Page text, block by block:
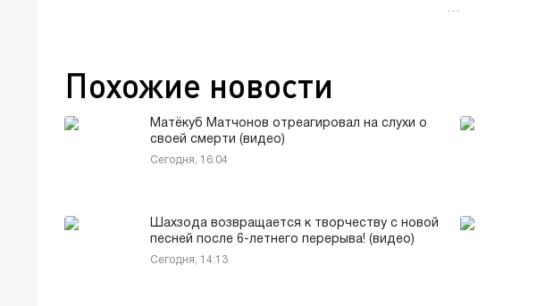
…
Похожие новости
Матёкуб Матчонов отреагировал на слухи о
своей смерти (видео)
Сегодня, 16:04
Шахзода возвращается к творчеству с новой
песней после 6-летнего перерыва! (видео)
Сегодня, 14:13